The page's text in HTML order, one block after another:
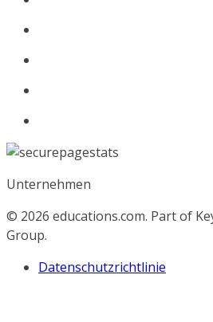
Unternehmen
© 2026 educations.com. Part of
Group.
Datenschutzrichtlinie